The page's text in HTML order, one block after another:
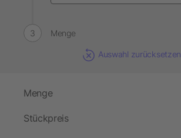
Menge
Auswahl zurücksetzen
Menge
Stückpreis